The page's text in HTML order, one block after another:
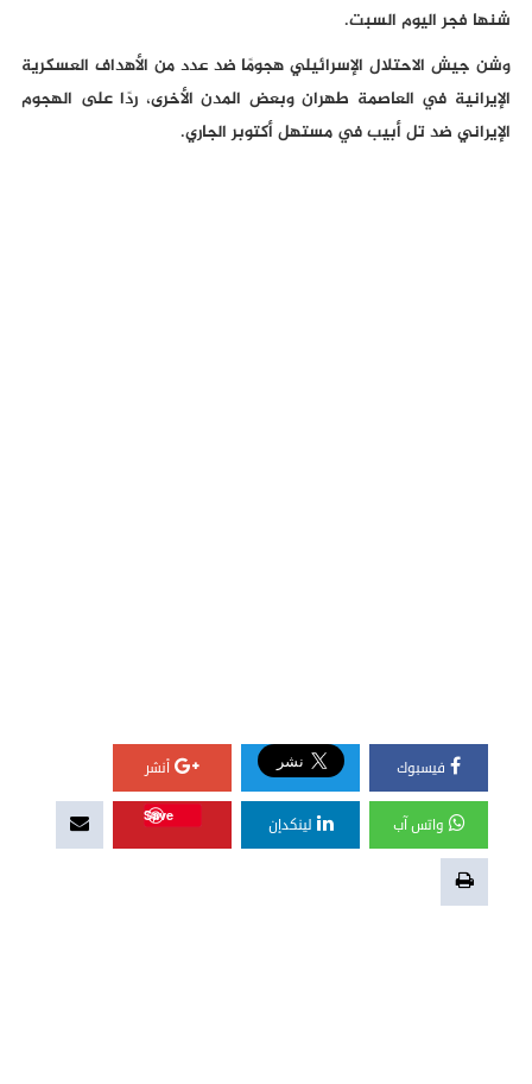
شنها فجر اليوم السبت.
وشن جيش الاحتلال الإسرائيلي هجومًا ضد عدد من الأهداف العسكرية
الإيرانية في العاصمة طهران وبعض المدن الأخرى، ردًا على الهجوم
الإيراني ضد تل أبيب في مستهل أكتوبر الجاري.
فيسبوك أنشر
واتس آب لينكدإن
Save